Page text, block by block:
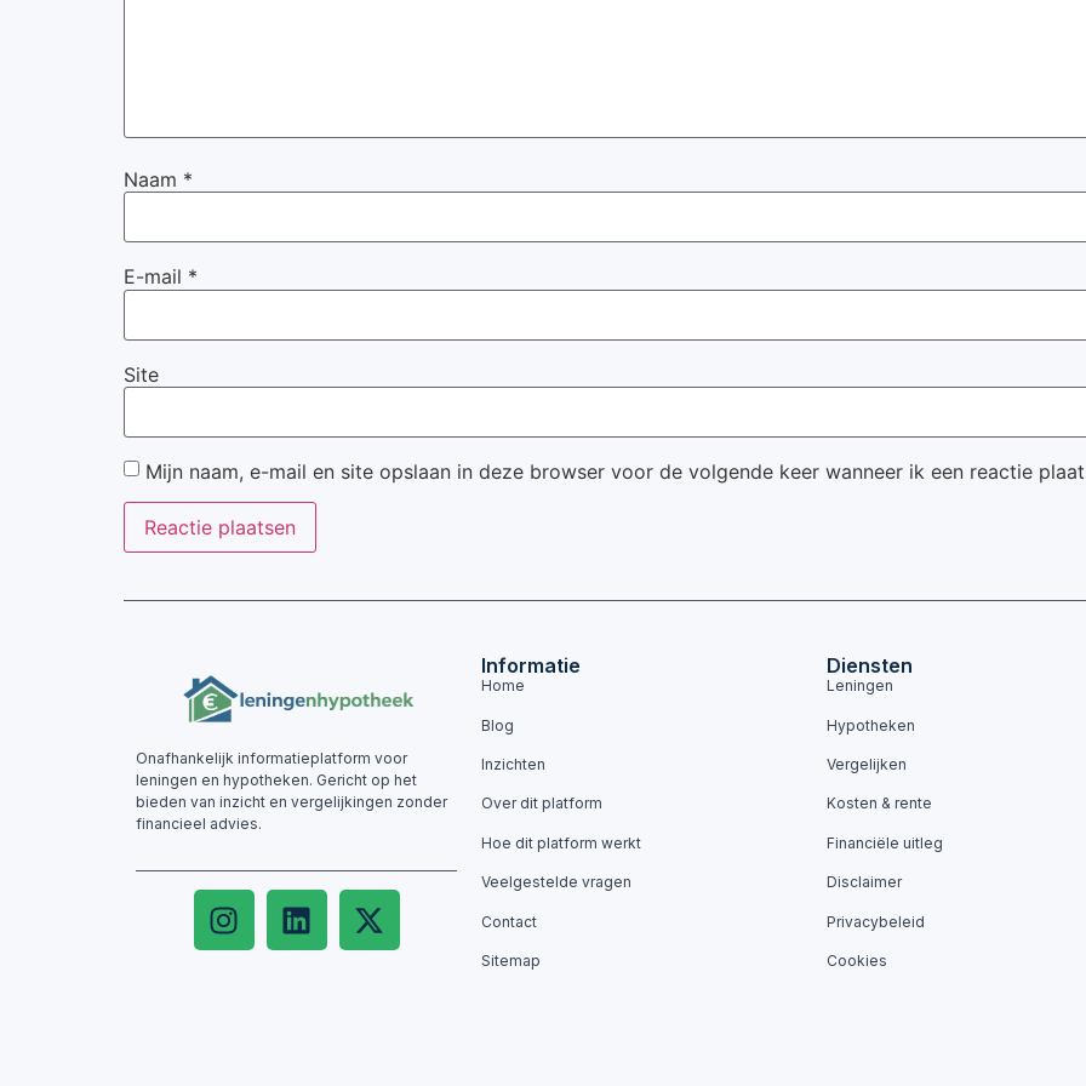
Naam *
E-mail *
Site
Mijn naam, e-mail en site opslaan in deze browser voor de volgende keer wanneer ik een reactie
Onafhankelijk informatieplatform voor
leningen en hypotheken. Gericht op het
bieden van inzicht en vergelijkingen zonder
financieel advies.
Informatie
Home
Blog
Inzichten
Over dit platform
Hoe dit platform werkt
Veelgestelde vragen
Contact
Sitemap
Diensten
Leningen
Hypotheken
Vergelijken
Kosten & rente
Financiële uitleg
Disclaimer
Privacybeleid
Cookies